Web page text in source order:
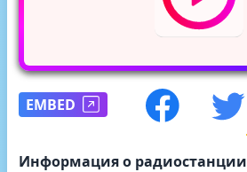
EMBED
Информация о радиостанции